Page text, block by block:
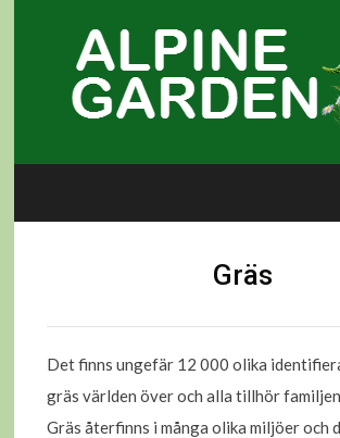
Gräs
Det finns ungefär 12 000 olika
gräs världen över och alla tillhör
Gräs återfinns i många olika miljöer och